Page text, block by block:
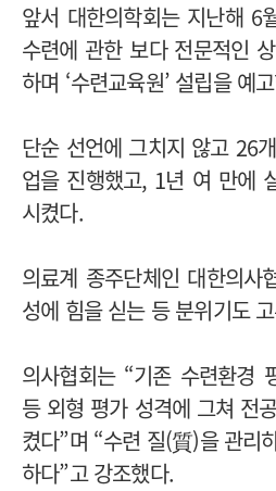
앞서 대한의학회는 지난해 6
수련에 관한 보다 전문적인
하며 ‘수련교육원’ 설립을 예
단순 선언에 그치지 않고 26
업을 진행했고, 1년 여 만에
시켰다.
의료계 종주단체인 대한의사
성에 힘을 싣는 등 분위기도
의사협회는 “기존 수련환경
등 외형 평가 성격에 그쳐 전
켰다”며 “수련 질(質)을 관리
하다”고 강조했다.